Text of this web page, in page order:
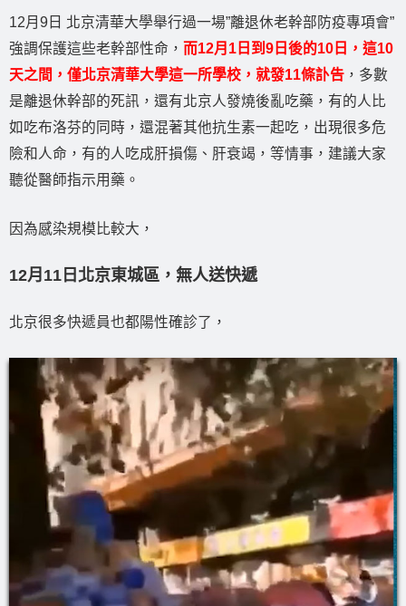
12月9日 北京清華大學舉行過一場”離退休老幹部防疫專項會”
強調保護這些老幹部性命， 而12月1日到9日後的10日，這10
天之間，僅北京清華大學這一所學校，就發11條訃告 ，多數
是離退休幹部的死訊，還有北京人發燒後亂吃藥，有的人比
如吃布洛芬的同時，還混著其他抗生素一起吃，出現很多危
險和人命，有的人吃成肝損傷、肝衰竭，等情事，建議大家
聽從醫師指示用藥。
因為感染規模比較大，
12月11日北京東城區，無人送快遞
北京很多快遞員也都陽性確診了，